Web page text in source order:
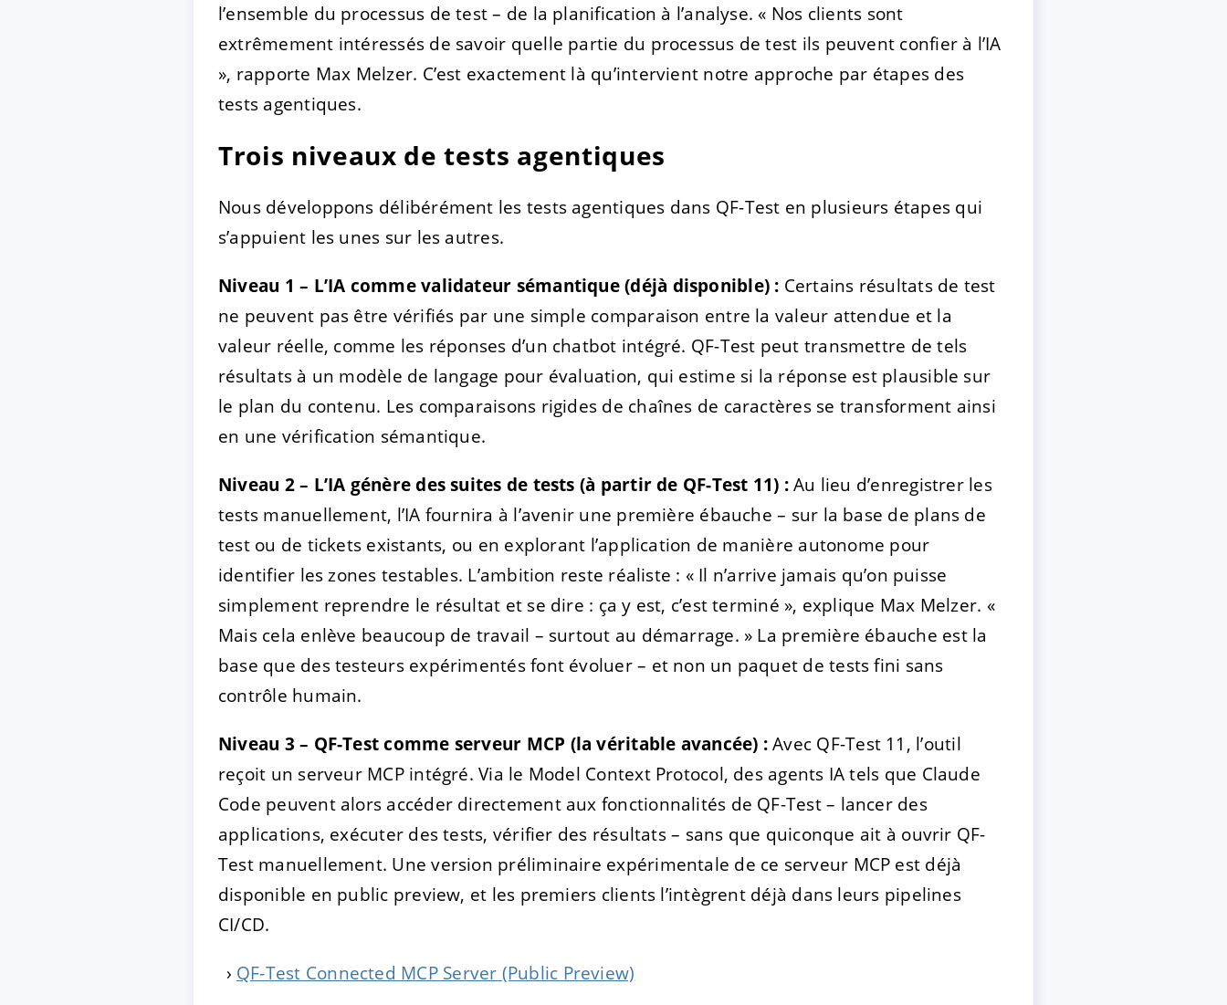
l’ensemble du processus de test – de la planification à l’analyse. « Nos clients sont
extrêmement intéressés de savoir quelle partie du processus de test ils peuvent confier à l’IA
», rapporte Max Melzer. C’est exactement là qu’intervient notre approche par étapes des
tests agentiques.
Trois niveaux de tests agentiques
Nous développons délibérément les tests agentiques dans QF-Test en plusieurs étapes qui
s’appuient les unes sur les autres.
Niveau 1 – L’IA comme validateur sémantique (déjà disponible) : Certains résultats de test
ne peuvent pas être vérifiés par une simple comparaison entre la valeur attendue et la
valeur réelle, comme les réponses d’un chatbot intégré. QF-Test peut transmettre de tels
résultats à un modèle de langage pour évaluation, qui estime si la réponse est plausible sur
le plan du contenu. Les comparaisons rigides de chaînes de caractères se transforment ainsi
en une vérification sémantique.
Niveau 2 – L’IA génère des suites de tests (à partir de QF-Test 11) :Au lieu d’enregistrer les
tests manuellement, l’IA fournira à l’avenir une première ébauche – sur la base de plans de
test ou de tickets existants, ou en explorant l’application de manière autonome pour
identifier les zones testables. L’ambition reste réaliste : « Il n’arrive jamais qu’on puisse
simplement reprendre le résultat et se dire : ça y est, c’est terminé », explique Max Melzer. «
Mais cela enlève beaucoup de travail – surtout au démarrage. » La première ébauche est la
base que des testeurs expérimentés font évoluer – et non un paquet de tests fini sans
contrôle humain.
Niveau 3 – QF-Test comme serveur MCP (la véritable avancée) :Avec QF-Test 11, l’outil
reçoit un serveur MCP intégré. Via le Model Context Protocol, des agents IA tels que Claude
Code peuvent alors accéder directement aux fonctionnalités de QF-Test – lancer des
applications, exécuter des tests, vérifier des résultats – sans que quiconque ait à ouvrir QF-
Test manuellement. Une version préliminaire expérimentale de ce serveur MCP est déjà
disponible en public preview, et les premiers clients l’intègrent déjà dans leurs pipelines
CI/CD.
QF-Test Connected MCP Server (Public Preview)